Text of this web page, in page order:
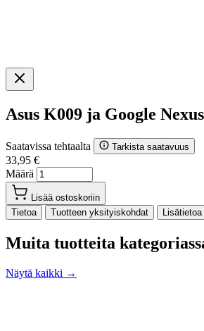
Asus K009 ja Google
Saatavissa tehtaalta Tarkista saatavuus
33,95 €
Määrä
Lisää ostoskoriin
Tietoa
Tuotteen yksityiskohdat Lisätietoa
Muita tuotteita
Näytä kaikki →